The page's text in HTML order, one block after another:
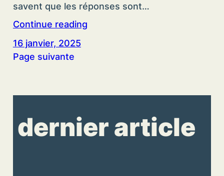
savent que les réponses sont…
Continue reading
16 janvier, 2025
Page suivante
dernier article